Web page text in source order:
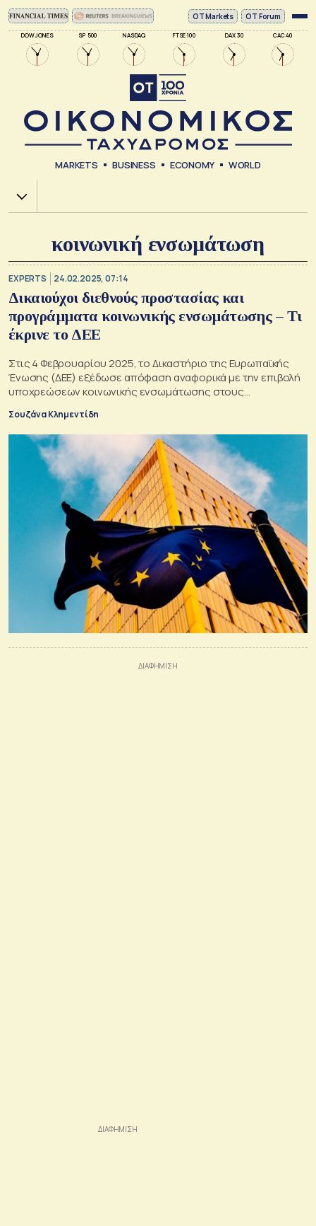
DOW JONES SP 500 NASDAQ FTSE 100 DAX 30 CAC 40
ΟΤ Markets OT Forum
MARKETS BUSINESS ECONOMY WORLD
Χ.Α.
κοινωνική ενσωμάτωση
EXPERTS 24.02.2025, 07:14
Δικαιούχοι διεθνούς προστασίας και
προγράμματα κοινωνικής ενσωμάτωσης – Τι
έκρινε το ΔΕΕ
Στις 4 Φεβρουαρίου 2025, το Δικαστήριο της Ευρωπαϊκής
Ένωσης (ΔΕΕ) εξέδωσε απόφαση αναφορικά με την επιβολή
υποχρεώσεων κοινωνικής ενσωμάτωσης στους
Σουζάνα Κλημεντίδη